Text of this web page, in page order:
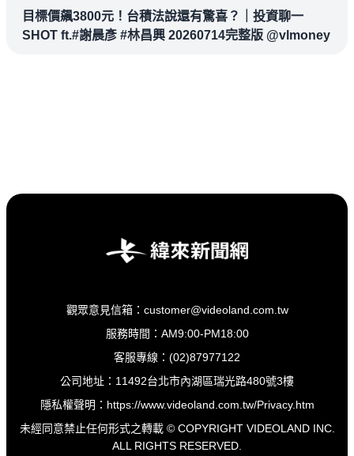
目標價飆3800元！台積法說還有驚喜？｜投資聊一
SHOT ft.#謝晨彥 #林昌興 20260714完整版 @vlmoney
觀眾意見信箱：customer@videoland.com.tw
服務時間：AM9:00-PM18:00
客服專線：(02)87977122
公司地址：11492台北市內湖區瑞光路480號3樓
隱私權聲明： https://www.videoland.com.tw/Privacy.htm
未經同意禁止任何形式之轉載 © COPYRIGHT VIDEOLAND INC.
ALL RIGHTS RESERVED.